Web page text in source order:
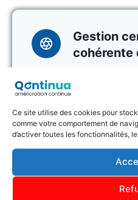
Ce site utilise des cookies pour
comme votre comportement de
d’activer toutes les fonctionnalités,
Gestion
cohérente
traitements
logiciels
de
vous
rapidement
d’assurer